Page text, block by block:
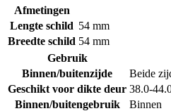
Afmetingen
Lengte schild 54 mm
Breedte schild 54 mm
Gebruik
Binnen/buitenzijde
Beide
Geschikt voor dikte deur 38.0-
Binnen/buitengebruik
Binnen